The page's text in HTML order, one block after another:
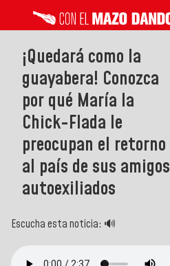
¡Quedará como la
guayabera! Conozca
por qué María la
Chick-Flada le
preocupan el retorno
al país de sus amigos
autoexiliados
Escucha esta noticia: 🔊